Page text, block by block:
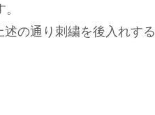
の通り刺繍を後入れする